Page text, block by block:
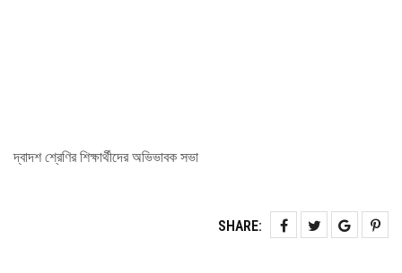
দ্বাদশ শ্রেণির শিক্ষার্থীদের অভিভাবক সভা
SHARE: